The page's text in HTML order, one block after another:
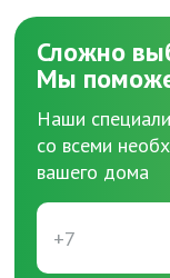
Сложно
Мы
Наши
со всеми
вашего дома